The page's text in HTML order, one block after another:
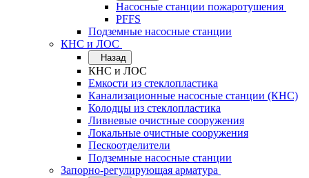
Насосные станции пожаротушения
PFFS
Подземные насосные станции
КНС и ЛОС
Назад
КНС и ЛОС
Емкости из стеклопластика
Канализационные насосные станции (КНС)
Колодцы из стеклопластика
Ливневые очистные сооружения
Локальные очистные сооружения
Пескоотделители
Подземные насосные станции
Запорно-регулирующая арматура